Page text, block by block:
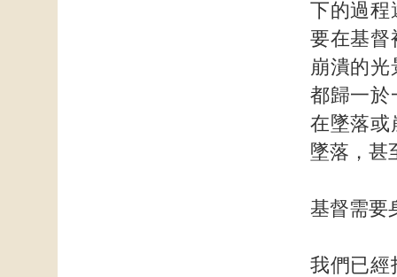
下的過程
要在基督
崩潰的
都歸一於
在墜落或
墜落，甚
基督需要
我們已經